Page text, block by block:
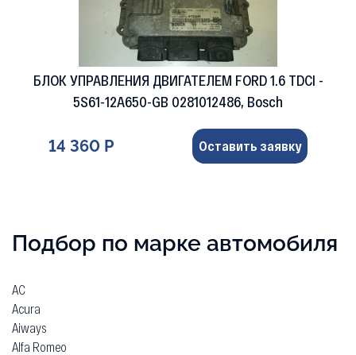
БЛОК УПРАВЛЕНИЯ ДВИГАТЕЛЕМ FORD 1.6 TDCI -
5S61-12A650-GB 0281012486, Bosch
14 360 Р Оставить заявку
Подбор по марке автомобиля
AC
Acura
Aiways
Alfa Romeo